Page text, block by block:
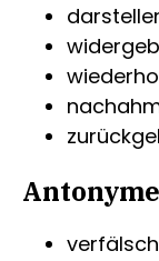
Antonyme